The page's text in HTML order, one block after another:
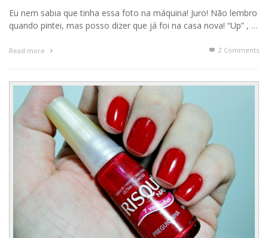
Eu nem sabia que tinha essa foto na máquina! Juro! Não lembro
quando pintei, mas posso dizer que já foi na casa nova! “Up” , …
Read more 2 Comments